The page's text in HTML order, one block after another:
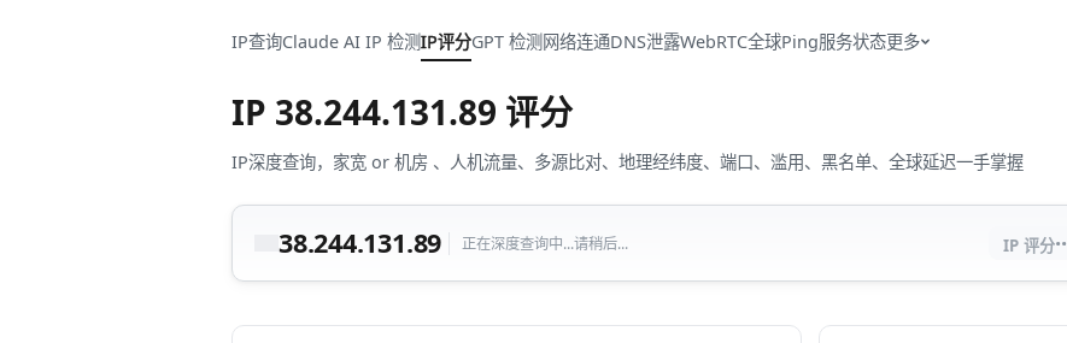
IP查询Claude AI IP 检测IP评分GPT 检测网络连通DNS泄露WebRTC全球Ping服务状态更多
IP 38.244.131.89 评分
IP深度查询，家宽 or 机房 、人机流量、多源比对、地理经纬度、端口、滥用、黑名单、全球延迟一手掌握
38.244.131.89 正在深度查询中...请稍后... IP 评分··